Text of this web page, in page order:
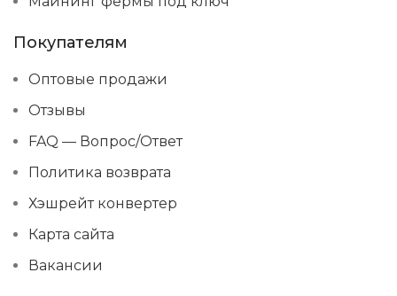
Покупателям
Оптовые продажи
Отзывы
FAQ — Вопрос/Ответ
Политика возврата
Хэшрейт конвертер
Карта сайта
Вакансии